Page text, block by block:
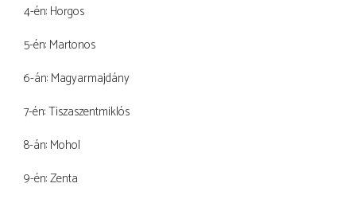
4-én: Horgos
5-én: Martonos
6-án: Magyarmajdány
7-én: Tiszaszentmiklós
8-án: Mohol
9-én: Zenta